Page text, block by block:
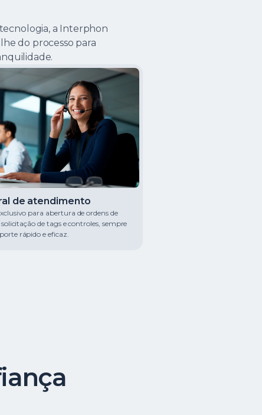
a Interphon
do processo para
de atendimento
para abertura de ordens de
de tags e controles, sempre
rápido e eficaz.